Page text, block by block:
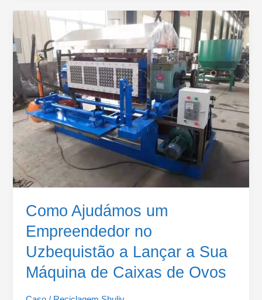
Como Ajudámos um
Empreendedor no
Uzbequistão a Lançar a Sua
Máquina de Caixas de Ovos
Como
Ajudámos
um
Empreendedor
no
Uzbequistão
a
Lançar
Sua
Máquina
de
Caixas
Ovos